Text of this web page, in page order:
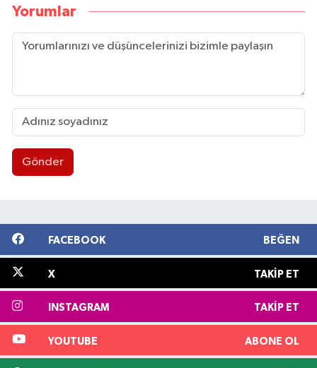
Yorumlar
Gönder
FACEBOOK BEĞEN
X TAKIP ET
INSTAGRAM TAKIP ET
YOUTUBE ABONE OL